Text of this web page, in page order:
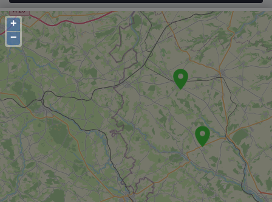
+
−